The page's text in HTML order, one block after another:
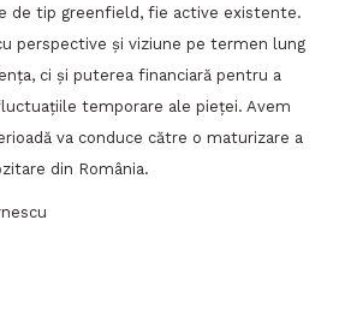
de tip greenfield, fie active existente.
perspective și viziune pe termen lung
ci și puterea financiară pentru a
temporare ale pieței. Avem
va conduce către o maturizare a
din România.